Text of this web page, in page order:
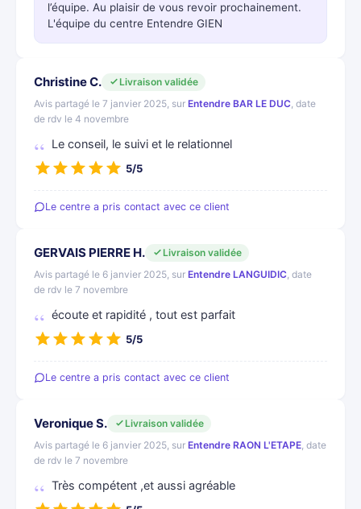
l’équipe. Au plaisir de vous revoir prochainement.
L'équipe du centre Entendre GIEN
Christine C.
Livraison validée
Avis partagé le 7 janvier 2025, sur Entendre BAR LE DUC, date
de rdv le 4 novembre
Le conseil, le suivi et le relationnel
5/5
Le centre a pris contact avec ce client
GERVAIS PIERRE H.
Livraison validée
Avis partagé le 6 janvier 2025, sur Entendre LANGUIDIC, date
de rdv le 7 novembre
écoute et rapidité , tout est parfait
5/5
Le centre a pris contact avec ce client
Veronique S.
Livraison validée
Avis partagé le 6 janvier 2025, sur Entendre RAON L'ETAPE, date
de rdv le 7 novembre
Très compétent ,et aussi agréable